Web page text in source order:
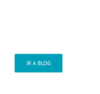
IR A BLOG